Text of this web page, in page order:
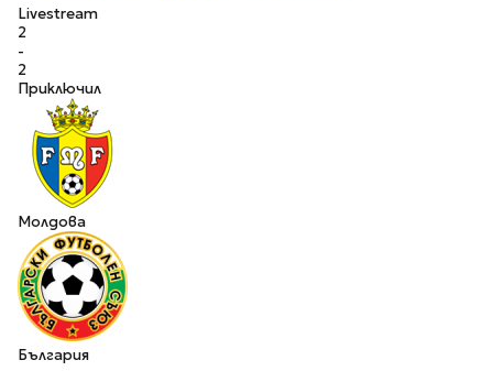
Livestream
2
-
2
Приключил
Молдова
България